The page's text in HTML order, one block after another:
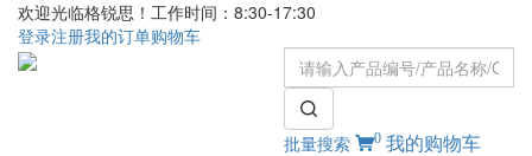
欢迎光临格锐思！工作时间：8:30-17:30
登录注册我的订单购物车
批量搜索 0 我的购物车